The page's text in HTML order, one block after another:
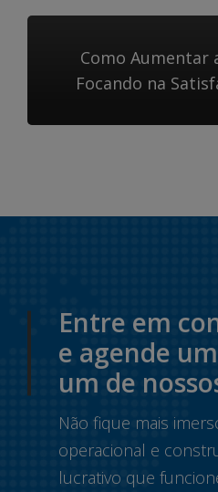
Como Aumentar
Focando na
Entre em
e agende
um de
Não fique mais
operacional e
lucrativo que